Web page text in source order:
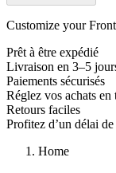
Customize your
Prêt à être expédié
Livraison en 3–5
Paiements sécurisés
Réglez vos achats
Retours faciles
Profitez d’un délai
Home